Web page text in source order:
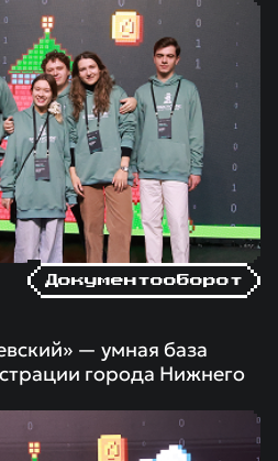
Документооборот
— умная база
города Нижнего